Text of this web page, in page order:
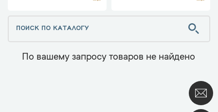
По вашему запросу товаров не найдено